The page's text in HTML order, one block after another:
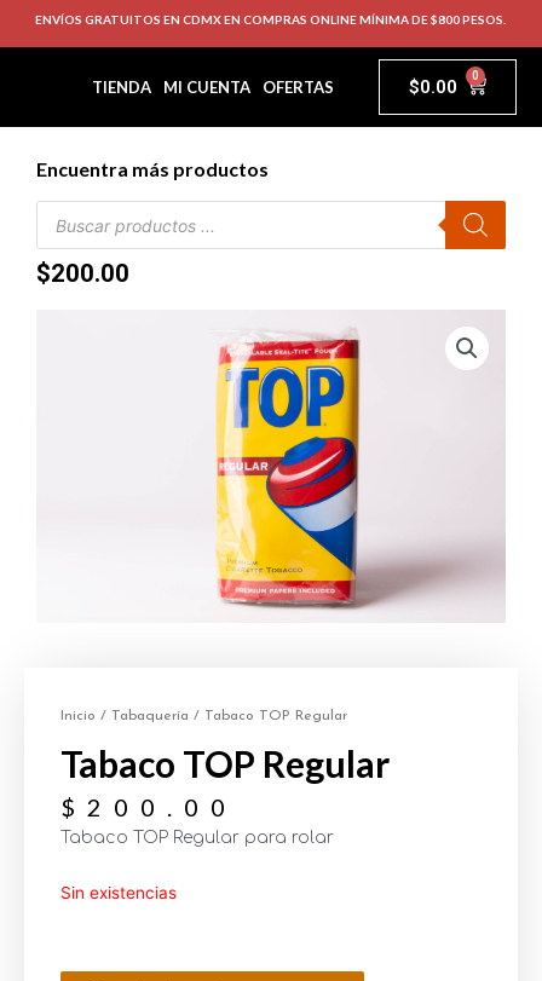
ENVÍOS GRATUITOS EN CDMX EN COMPRAS ONLINE MÍNIMA DE $800 PESOS.
TIENDA MI CUENTA OFERTAS $0.00 0
Encuentra más productos
$200.00
Inicio / Tabaquería / Tabaco TOP Regular
Tabaco TOP Regular
$ 200.00
Tabaco TOP Regular para rolar
Sin existencias